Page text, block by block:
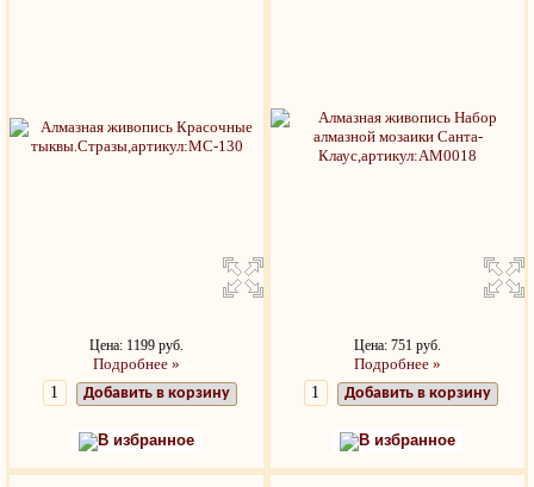
Цена: 1199 руб.
Подробнее »
Добавить в корзину
В избранное
Цена: 751 руб.
Подробнее »
Добавить в корзину
В избранное